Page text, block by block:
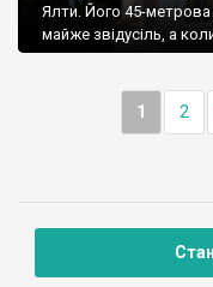
Ялти. Його 45-метрова
майже звідусіль, а
1 2